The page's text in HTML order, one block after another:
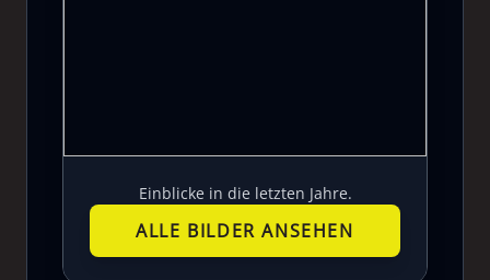
Einblicke in die letzten Jahre.
ALLE BILDER ANSEHEN